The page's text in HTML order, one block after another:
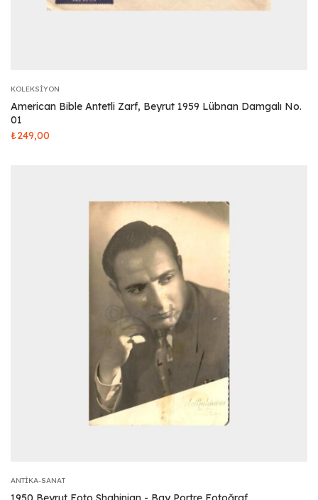
KOLEKSIYON
American Bible Antetli Zarf, Beyrut 1959 Lübnan Damgalı No.
01
₺249,00
ANTIKA-SANAT